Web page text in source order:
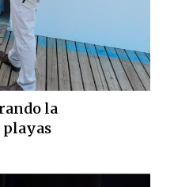
la
playas